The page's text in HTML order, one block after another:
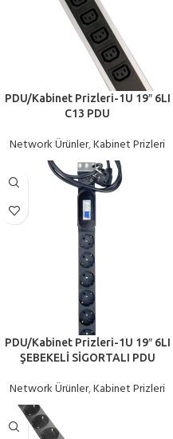
PDU/Kabinet Prizleri-1U 19″ 6LI
C13 PDU
Network Ürünler,Kabinet Prizleri
PDU/Kabinet Prizleri-1U 19″ 6LI
ŞEBEKELİ SİGORTALI PDU
Network Ürünler,Kabinet Prizleri